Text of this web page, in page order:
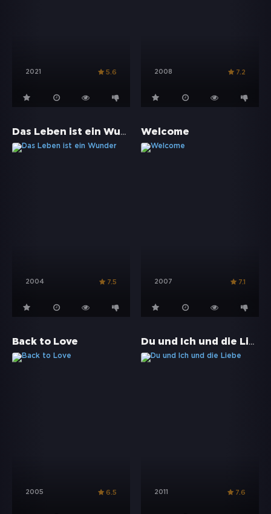
2021 5.6 2008 7.2
Das Leben ist ein Wunder
2004 7.5
Welcome
2007 7.1
Back to Love
2005 6.5
Du und Ich und die Liebe
2011 7.6